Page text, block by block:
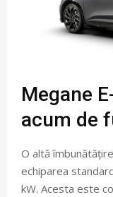
Megane
acum de
O altă
echiparea
kW. Acesta este